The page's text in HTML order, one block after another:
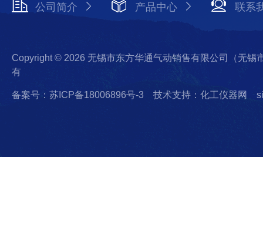
公司简介 产品中心 联系
Copyright © 2026 无锡市东方华通气动销售有限公司（无锡
有
备案号：苏ICP备18006896号-3 技术支持：化工仪器网